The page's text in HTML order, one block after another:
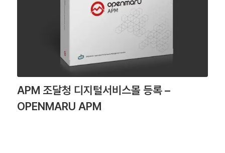
APM 조달청 디지털서비스몰 등록 –
OPENMARU APM